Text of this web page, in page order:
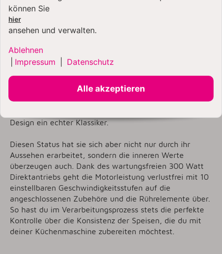
Die Artisan 4,8 Liter
Küchenmaschine
Hier ist das neue Modell 5KSM185 der Stilikone von
KitchenAid: Die wunderschöne Artisan 4,8 Liter
Küchenmaschine mit gebürsteter Edelstahl-
Rührschüssel und spülmaschinenfesten Rührelementen
aus Edelstahl. Eine KitchenAid Artisan ist nicht nur die
meistverkaufte Küchenmaschine auf unserem
Design ein echter Klassiker.
Diesen Status hat sie sich aber nicht nur durch ihr
Aussehen erarbeitet, sondern die inneren Werte
überzeugen auch. Dank des wartungsfreien 300 Watt
Direktantriebs geht die Motorleistung verlustfrei mit 10
einstellbaren Geschwindigkeitsstufen auf die
angeschlossenen Zubehöre und die Rührelemente über.
So hast du im Verarbeitungsprozess stets die perfekte
Kontrolle über die Konsistenz der Speisen, die du mit
deiner Küchenmaschine zubereiten möchtest.
können Sie
hier
ansehen und verwalten.
Ablehnen
Impressum Datenschutz
Alle akzeptieren